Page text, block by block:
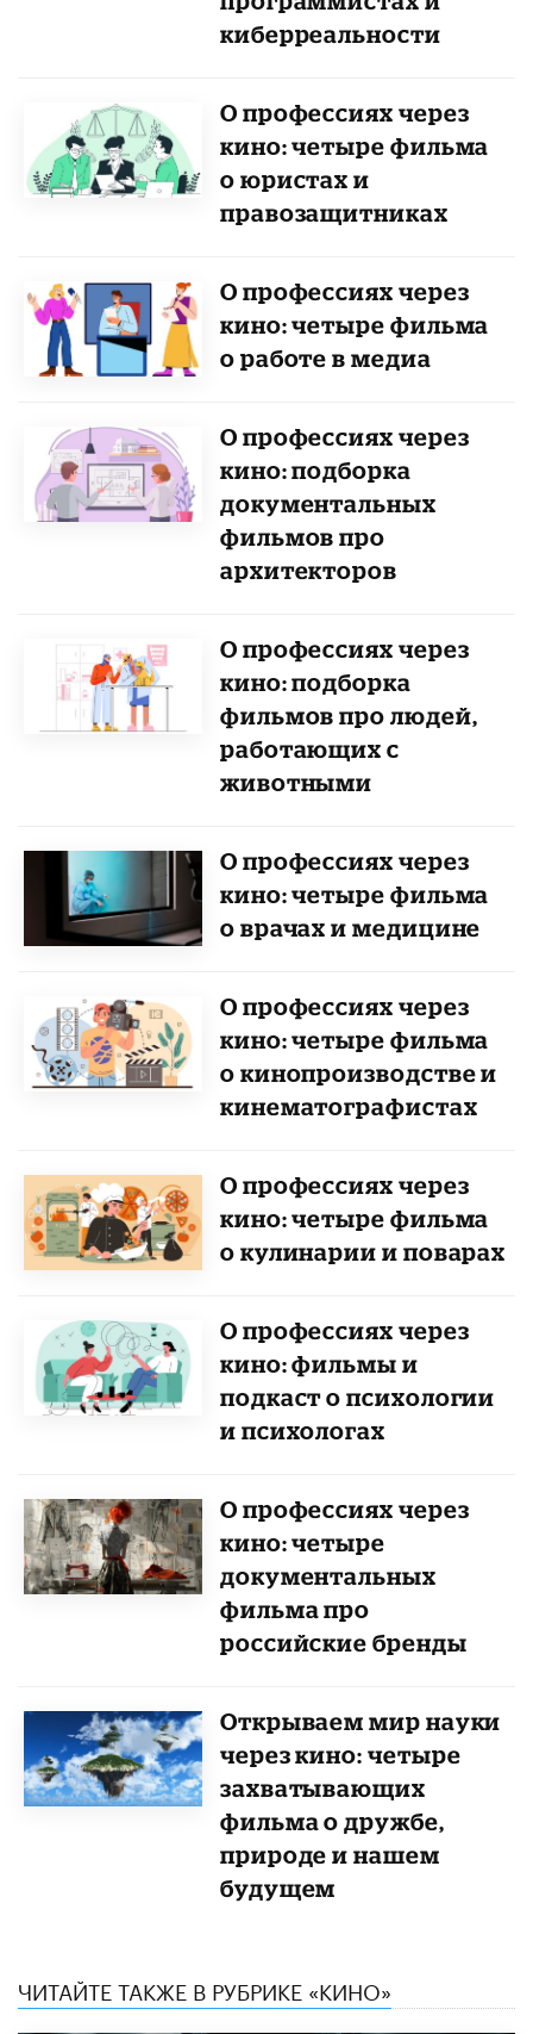
киберреальности
О профессиях через
кино: четыре фильма
о юристах и
правозащитниках
О профессиях через
кино: четыре фильма
о работе в медиа
О профессиях через
кино: подборка
документальных
фильмов про
архитекторов
О профессиях через
кино: подборка
фильмов про людей,
работающих с
животными
О профессиях через
кино: четыре фильма
о врачах и медицине
О профессиях через
кино: четыре фильма
о кинопроизводстве и
кинематографистах
О профессиях через
кино: четыре фильма
о кулинарии и поварах
О профессиях через
кино: фильмы и
подкаст о психологии
и психологах
О профессиях через
кино: четыре
документальных
фильма про
российские бренды
Открываем мир науки
через кино: четыре
захватывающих
фильма о дружбе,
природе и нашем
будущем
ЧИТАЙТЕ ТАКЖЕ В РУБРИКЕ «КИНО»